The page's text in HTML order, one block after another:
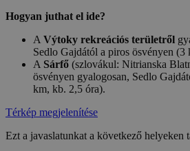
Hogyan juthat el ide?
A Výtoky rekreációs területről
Sedlo Gajdától a piros ösvényen (3
A Sárfő (szlovákul: Nitrianska
ösvényen gyalogosan, Sedlo
km, kb. 2,5 óra).
Térkép megjelenítése
Ezt a javaslatunkat a következő helyeken